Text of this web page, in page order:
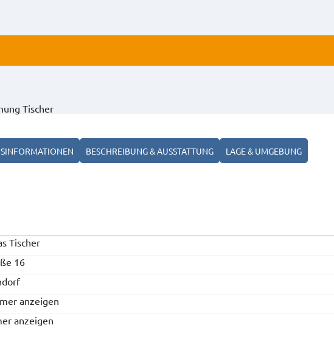
Tischer
Auch als Einzelbetten nutzbar.
BESCHREIBUNG & AUSSTATTUNG LAGE & UMGEBUNG
Tischer
16
anzeigen
anzeigen